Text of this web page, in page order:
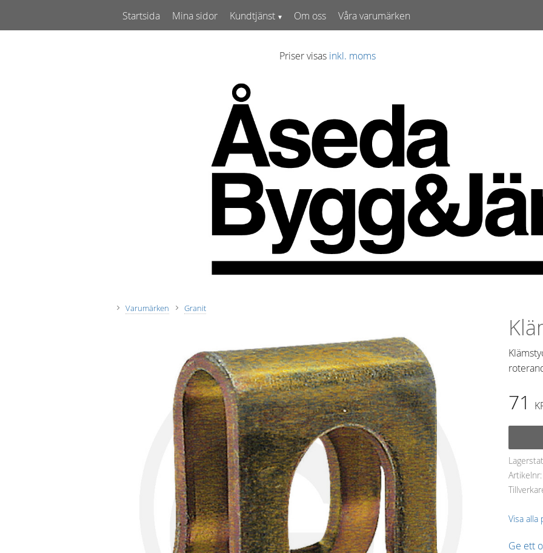
Priser visas inkl. moms
Startsida Mina sidor Kundtjänst Om oss Våra varumärken
Varumärken Granit
71
Artikelnr
Visa alla
Ge ett